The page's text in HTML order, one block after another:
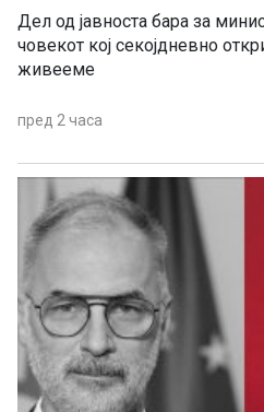
Дел од јавноста бара за
човекот кој секојдневно
живееме
пред 2 часа